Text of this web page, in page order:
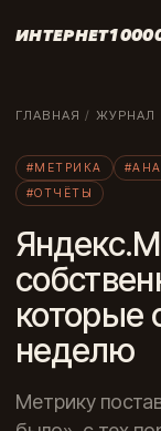
ГЛАВНАЯ / ЖУРНАЛ
#МЕТРИКА
#ОТЧЁТЫ
которые
неделю
Метрику